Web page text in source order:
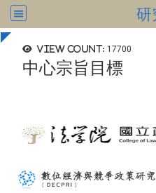
研
View count: 17700
中心宗旨目標